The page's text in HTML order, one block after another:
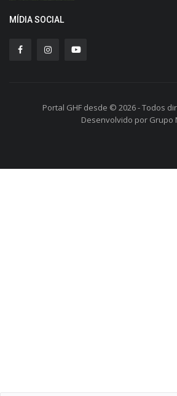
MÍDIA SOCIAL
Portal GHF desde © 2026 - Todos
Desenvolvido por Grupo